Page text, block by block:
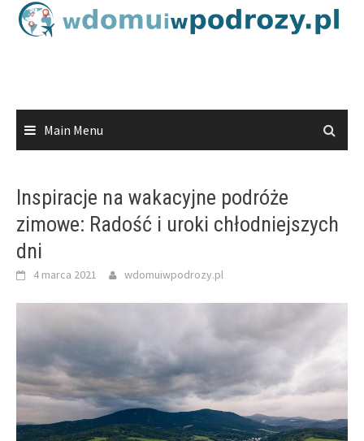
Skip
Main Menu
Inspiracje na wakacyjne podróże
zimowe: Radość i uroki chłodniejszych
dni
4 marca 2021 wdomuiwpodrozy.pl